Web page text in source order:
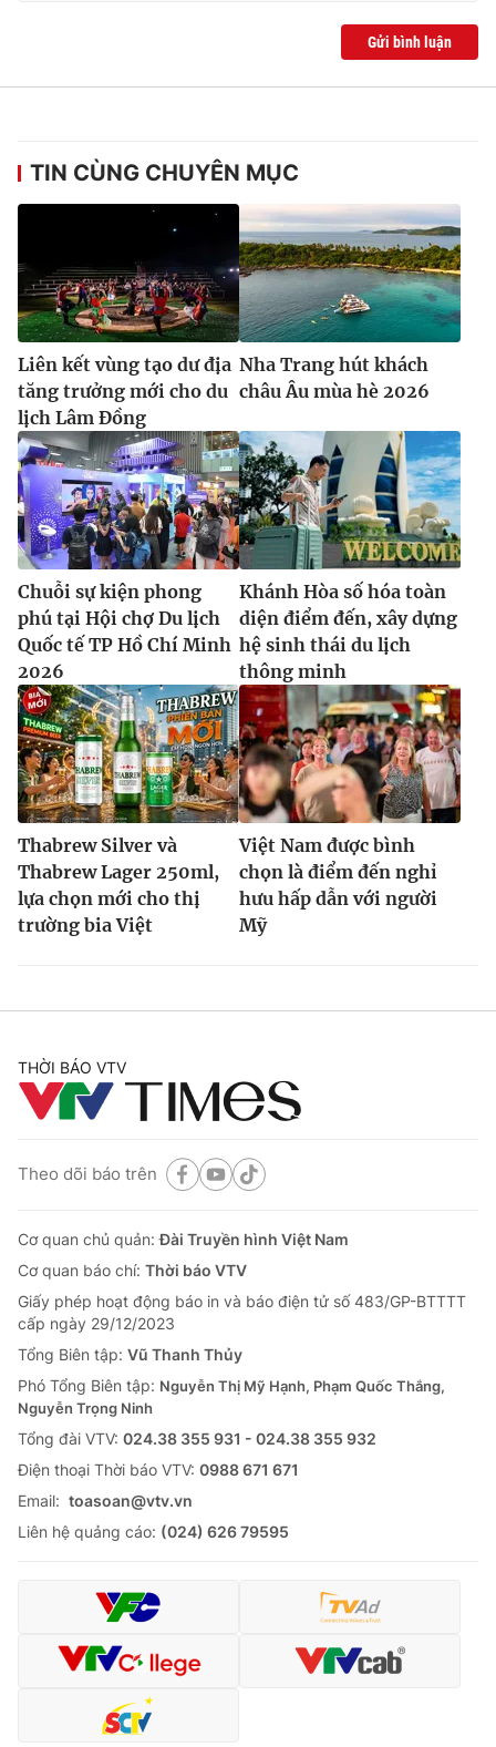
Gửi bình luận
TIN CÙNG CHUYÊN MỤC
Liên kết vùng tạo dư địa
tăng trưởng mới cho du
lịch Lâm Đồng
Nha Trang hút khách
châu Âu mùa hè 2026
Chuỗi sự kiện phong
phú tại Hội chợ Du lịch
Quốc tế TP Hồ Chí Minh
2026
Khánh Hòa số hóa toàn
diện điểm đến, xây dựng
hệ sinh thái du lịch
thông minh
Thabrew Silver và
Thabrew Lager 250ml,
lựa chọn mới cho thị
trường bia Việt
Việt Nam được bình
chọn là điểm đến nghỉ
hưu hấp dẫn với người
Mỹ
THỜI BÁO VTV
Theo dõi báo trên
Cơ quan chủ quản:Đài Truyền hình Việt Nam
Cơ quan báo chí: Thời báo VTV
Giấy phép hoạt động báo in và báo điện tử số 483/GP-BTTTT
cấp ngày 29/12/2023
Tổng Biên tập: Vũ Thanh Thủy
Phó Tổng Biên tập: Nguyễn Thị Mỹ Hạnh, Phạm Quốc Thắng,
Nguyễn Trọng Ninh
Tổng đài VTV: 024.38 355 931 - 024.38 355 932
Ðiện thoại Thời báo VTV: 0988 671 671
Email: toasoan@vtv.vn
Liên hệ quảng cáo: (024) 626 79595